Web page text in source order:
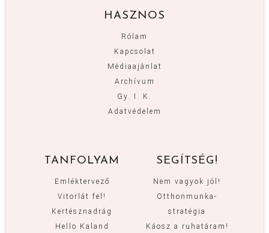
HASZNOS
Rólam
Kapcsolat
Médiaajánlat
Archívum
Gy. I. K.
Adatvédelem
TANFOLYAM
Emléktervező
Vitorlát fel!
Kertésznadrág
Hello Kaland
SEGÍTSÉG!
Nem vagyok jól!
Otthonmunka-
stratégia
Káosz a ruhatáram!